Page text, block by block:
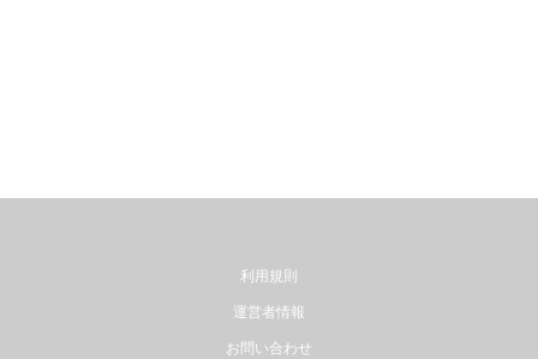
利用規則
運営者情報
お問い合わせ